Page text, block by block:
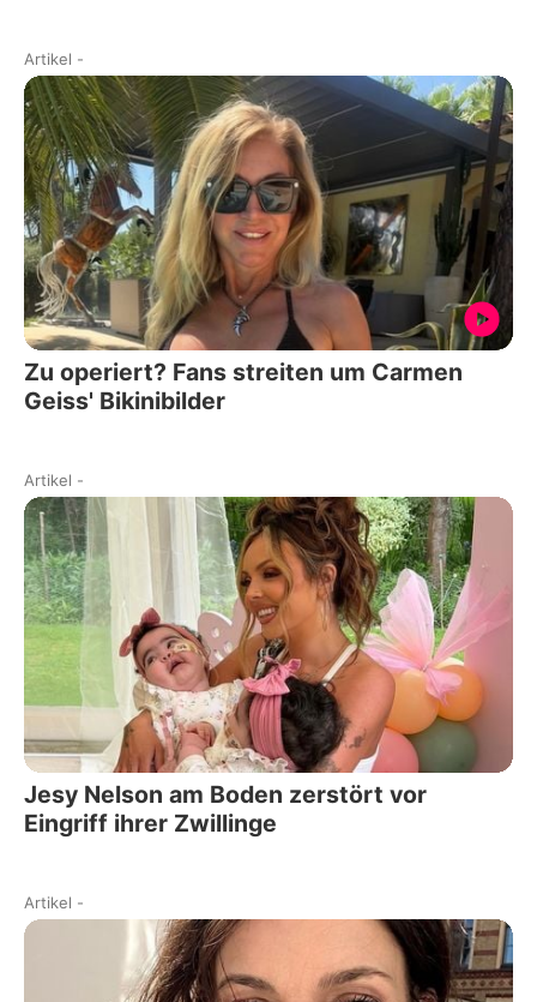
Artikel -
Zu operiert? Fans streiten um Carmen
Geiss' Bikinibilder
Artikel -
Jesy Nelson am Boden zerstört vor
Eingriff ihrer Zwillinge
Artikel -